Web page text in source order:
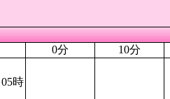
0分
10分
05時